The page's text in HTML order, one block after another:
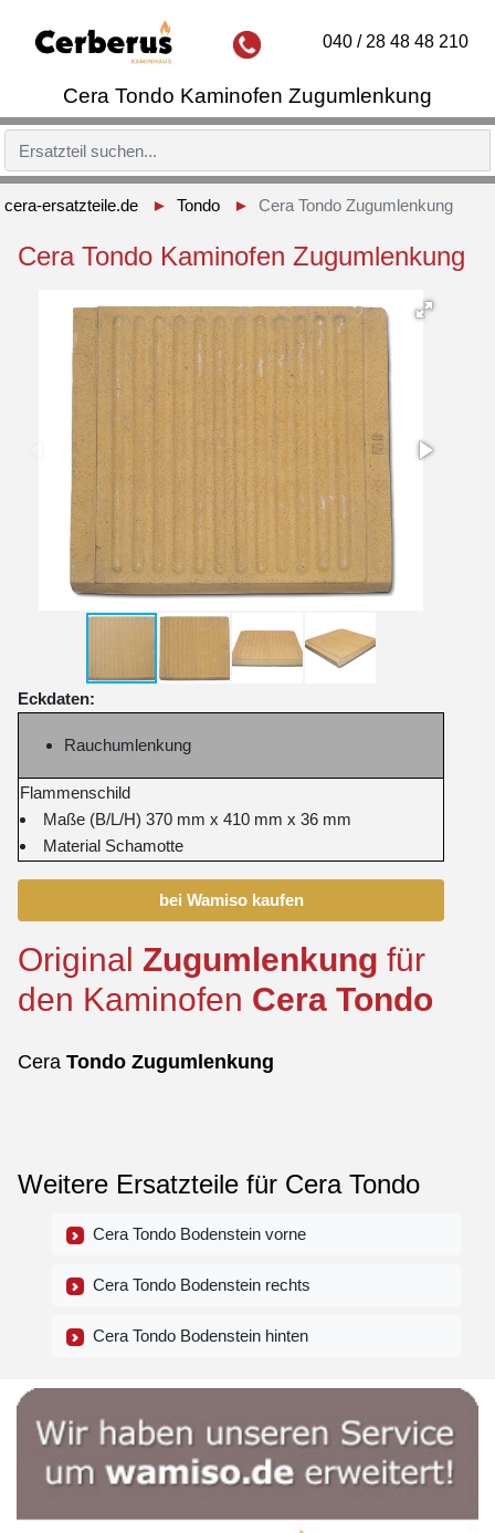
Cera Tondo Kaminofen Zugumlenkung
040 / 28 48 48 210
cera-ersatzteile.de Tondo Cera Tondo Zugumlenkung
Cera Tondo Kaminofen Zugumlenkung
Eckdaten:
Rauchumlenkung
Flammenschild
Maße (B/L/H) 370 mm x 410 mm x 36 mm
Material Schamotte
bei Wamiso kaufen
Original Zugumlenkung für
den Kaminofen Cera Tondo
Cera Tondo Zugumlenkung
Weitere Ersatzteile für Cera Tondo
Cera Tondo Bodenstein vorne
Cera Tondo Bodenstein rechts
Cera Tondo Bodenstein hinten